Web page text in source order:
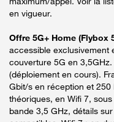
en vigueur.
Offre 5G+ Home (Flybox
accessible exclusivement
couverture 5G en
(déploiement en cours).
Gbit/s en réception et
théoriques, en Wifi 7,
bande 3,5 GHz, détails